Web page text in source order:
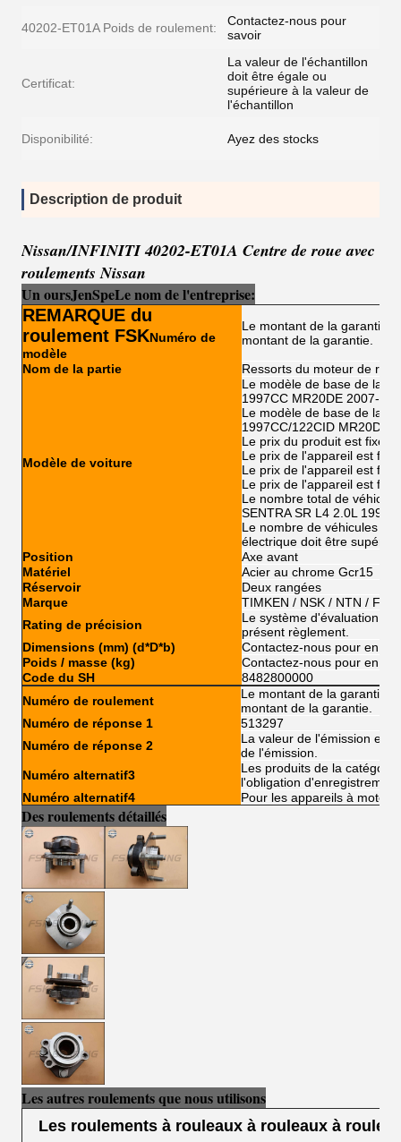
40202-ET01A Poids de roulement:
Contactez-nous pour
savoir
Certificat:
La valeur de l'échantillon
doit être égale ou
supérieure à la valeur de
l'échantillon
Disponibilité: Ayez des stocks
Description de produit
Nissan/INFINITI 40202-ET01A Centre de roue avec
roulements Nissan
Un oursJenSpeLe nom de l'entreprise:
REMARQUE du
roulement FSKNuméro de
modèle
Le montant de la garantie
montant de la garantie.
Nom de la partie
Ressorts du moteur de roue
Modèle de voiture
Le modèle de base de la
1997CC MR20DE 2007-
Le modèle de base de la
1997CC/122CID MR20DE
Le prix du produit est fixé à
Le prix de l'appareil est
Le prix de l'appareil est
Le prix de l'appareil est
Le nombre total de
SENTRA SR L4 2.0L
Le nombre de véhicules à
électrique doit être
Position
Axe avant
Matériel
Acier au chrome Gcr15
Réservoir
Deux rangées
Marque
TIMKEN / NSK / NTN /
Rating de précision
Le système d'évaluation
présent règlement.
Dimensions (mm) (d*D*b)
Contactez-nous pour en
Poids / masse (kg)
Contactez-nous pour en
Code du SH
8482800000
Numéro de roulement
Le montant de la garantie
montant de la garantie.
Numéro de réponse 1
513297
Numéro de réponse 2
La valeur de l'émission est
de l'émission.
Numéro alternatif3
Les produits de la
l'obligation
Numéro alternatif4
Pour les appareils à
Des roulements détaillés
Les autres roulements que nous utilisons
Les roulements à rouleaux à rouleaux à